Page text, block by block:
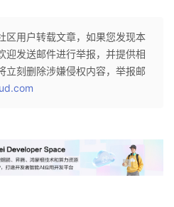
区用户转载文章，如果您发现本
迎发送邮件进行举报，并提供相
立刻删除涉嫌侵权内容，举报邮